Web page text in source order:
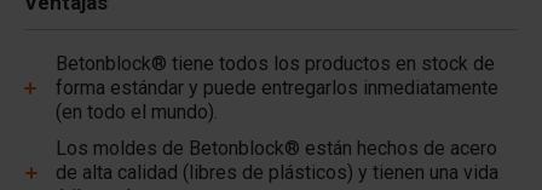
Betonblock® tiene todos los productos en stock de
forma estándar y puede entregarlos inmediatamente
(en todo el mundo).
Los moldes de Betonblock® están hechos de acero
de alta calidad (libres de plásticos) y tienen una vida